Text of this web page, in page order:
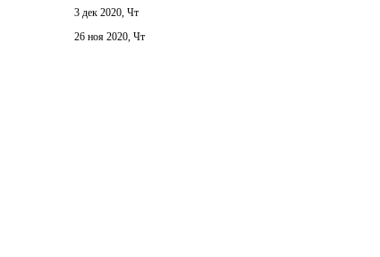
3 дек 2020, Чт
26 ноя 2020, Чт